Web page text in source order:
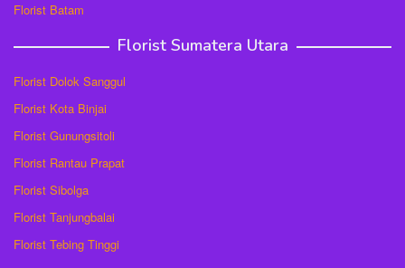
Florist Batam
Florist Sumatera Utara
Florist Dolok Sanggul
Florist Kota Binjai
Florist Gunungsitoli
Florist Rantau Prapat
Florist Sibolga
Florist Tanjungbalai
Florist Tebing Tinggi